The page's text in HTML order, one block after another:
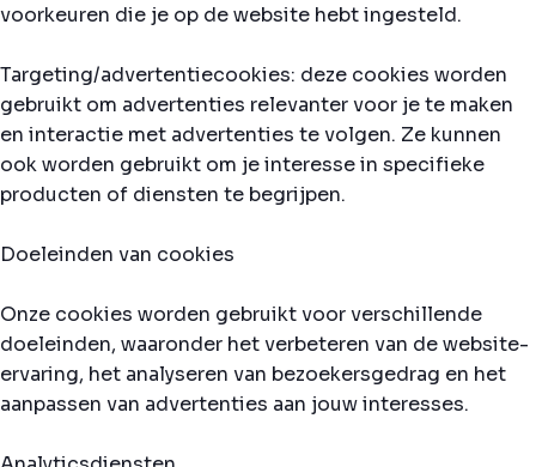
voorkeuren die je op de website hebt ingesteld.
Targeting/advertentiecookies: deze cookies worden
gebruikt om advertenties relevanter voor je te maken
en interactie met advertenties te volgen. Ze kunnen
ook worden gebruikt om je interesse in specifieke
producten of diensten te begrijpen.
Doeleinden van cookies
Onze cookies worden gebruikt voor verschillende
doeleinden, waaronder het verbeteren van de website-
ervaring, het analyseren van bezoekersgedrag en het
aanpassen van advertenties aan jouw interesses.